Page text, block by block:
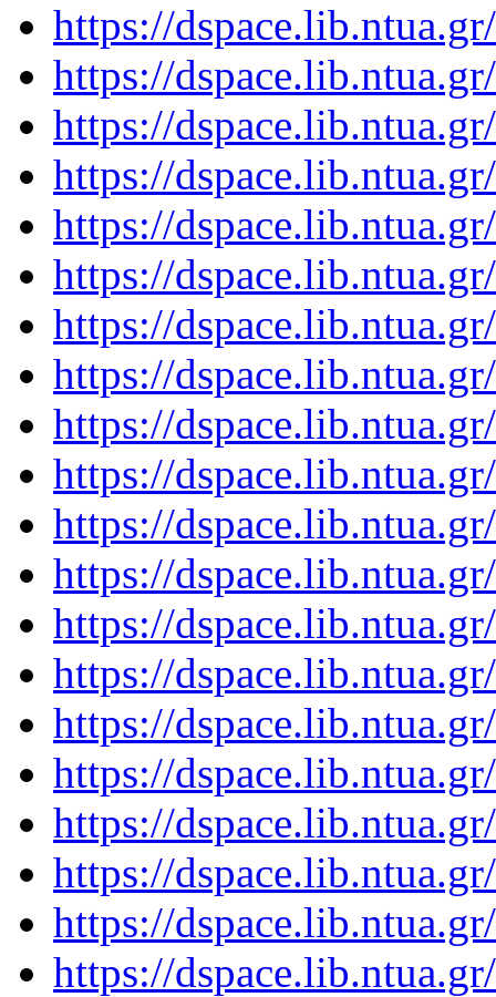
https://
https://
https://
https://
https://
https://
https://
https://
https://
https://
https://
https://
https://
https://
https://
https://
https://
https://
https://
https://